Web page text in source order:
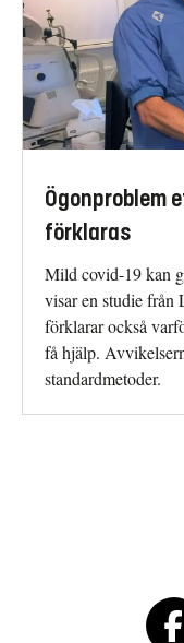
Ögonproblem
förklaras
Mild covid-19 kan
visar en studie från
förklarar också
få hjälp.
standardmetoder.